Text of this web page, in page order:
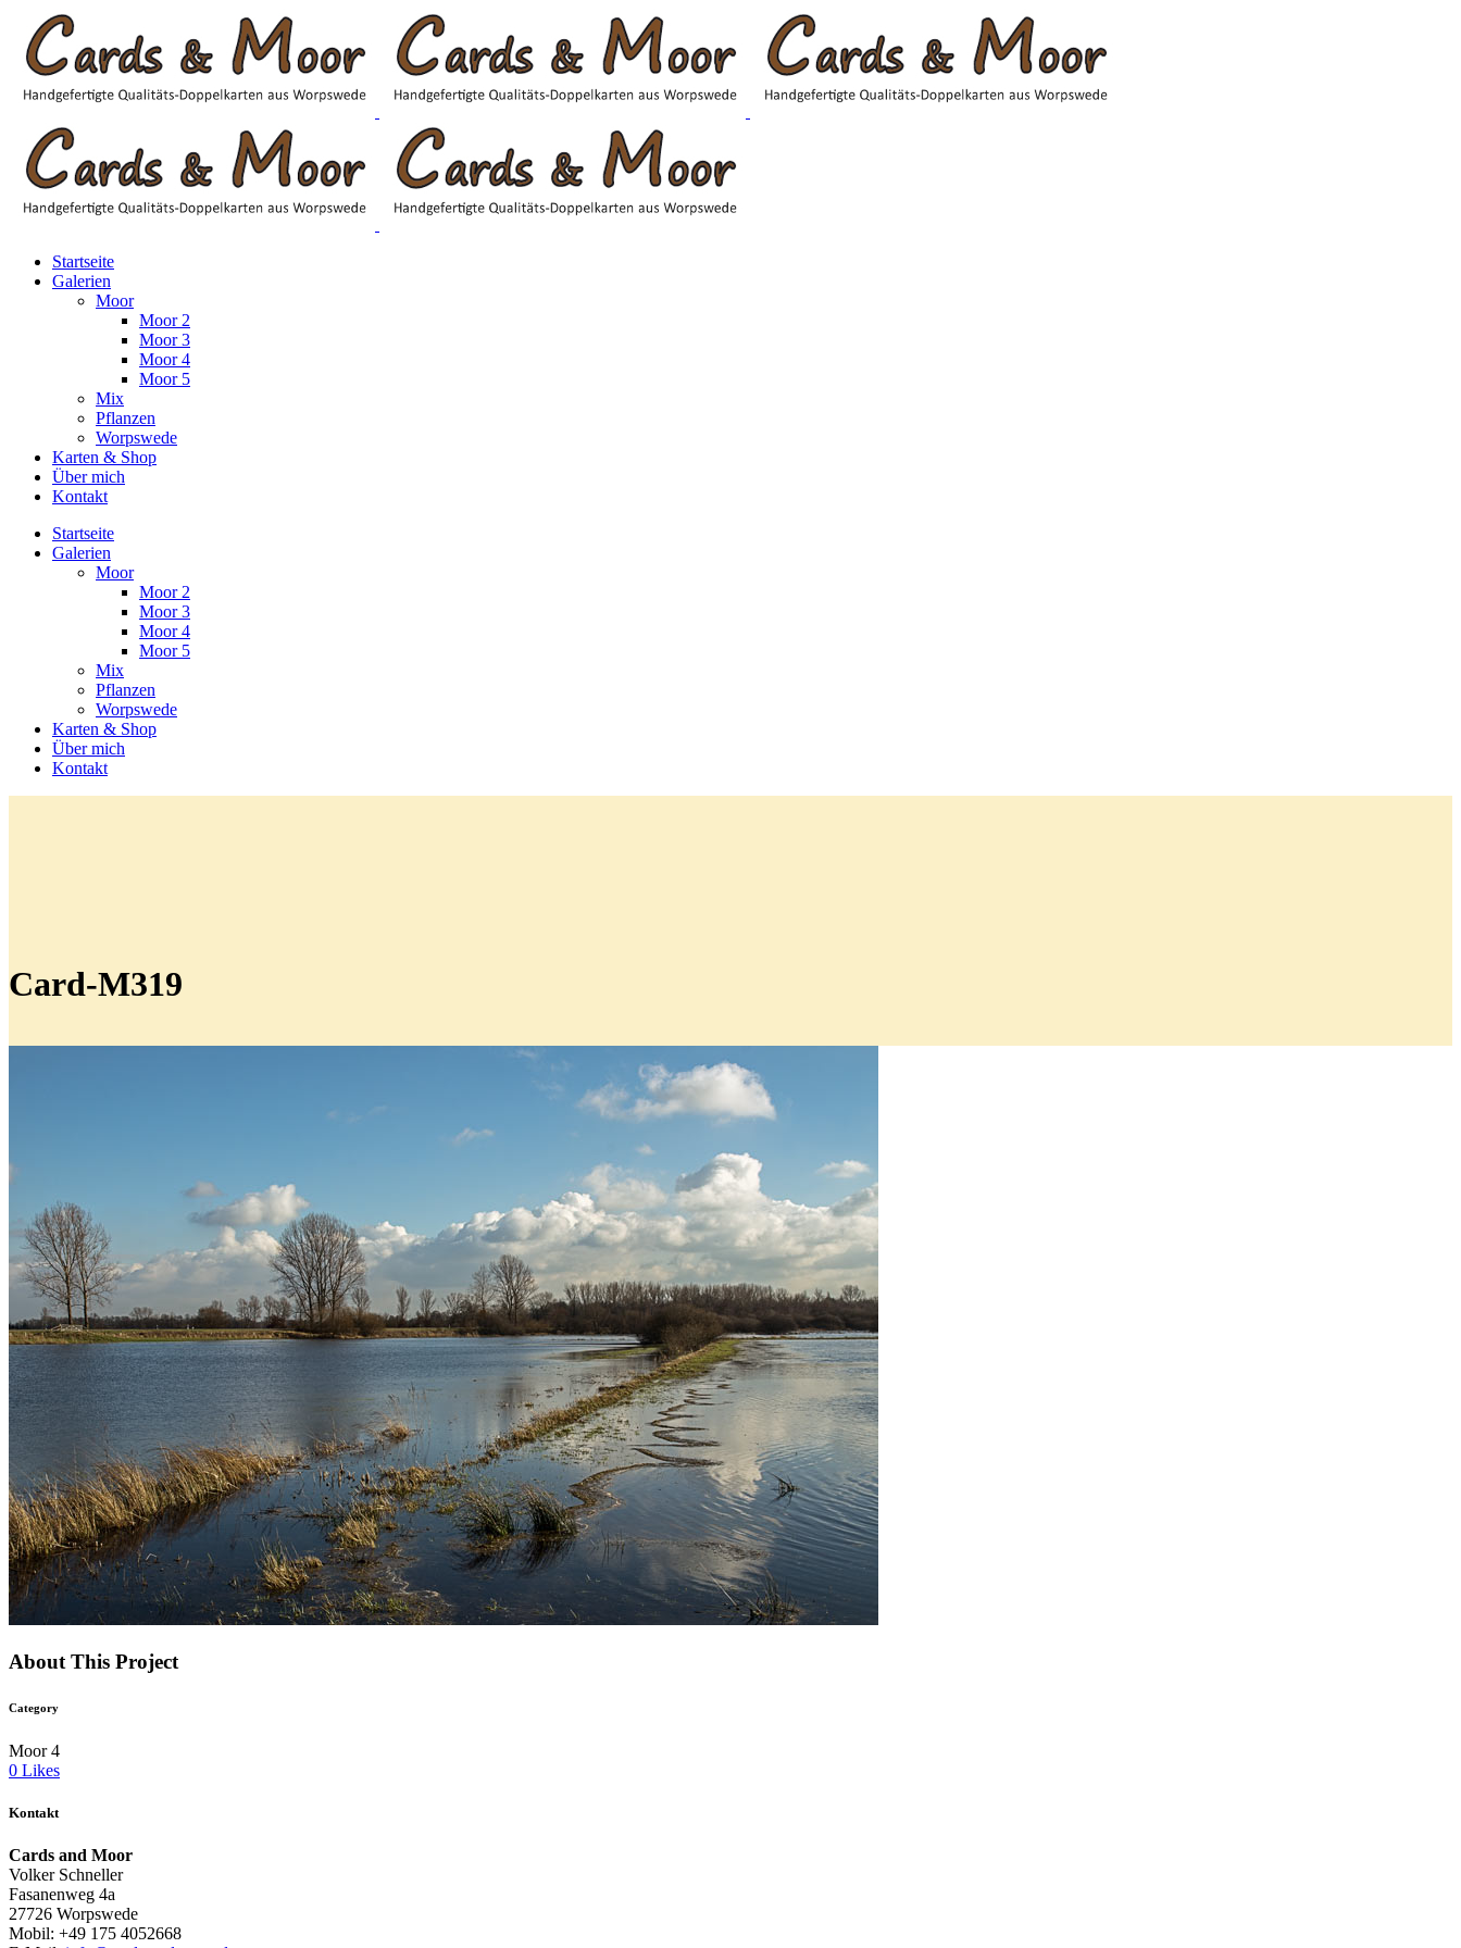
Startseite
Galerien
Moor
Moor 2
Moor 3
Moor 4
Moor 5
Mix
Pflanzen
Worpswede
Karten & Shop
Über mich
Kontakt
Startseite
Galerien
Moor
Moor 2
Moor 3
Moor 4
Moor 5
Mix
Pflanzen
Worpswede
Karten & Shop
Über mich
Kontakt
Card-M319
About This Project
Category
Moor 4
0 Likes
Kontakt
Cards and Moor
Volker Schneller
Fasanenweg 4a
27726 Worpswede
Mobil: +49 175 4052668